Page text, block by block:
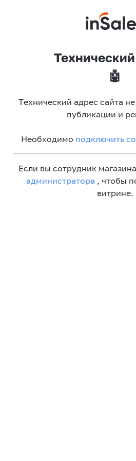
🤖
Технический адрес сайта
публикации и
Необходимо подключить
Если вы сотрудник
администратора , чтобы
витрине.